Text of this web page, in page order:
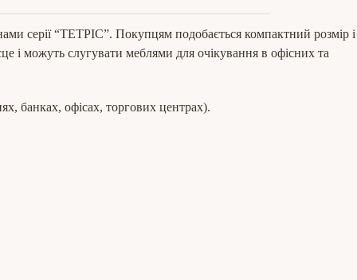
серії “ТЕТРІС”. Покупцям подобається компактний розмір і
і можуть слугувати меблями для очікування в офісних та
банках, офісах, торгових центрах).